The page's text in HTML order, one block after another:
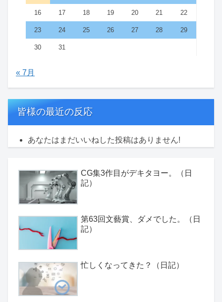
16 17 18 19 20 21 22
23 24 25 26 27 28 29
30 31
« 7月
皆様の最近の反応
あなたはまだいいねした投稿はありません!
CG集3作目がデキタヨー。（日
記）
第63回文藝賞、ダメでした。（日
記）
忙しくなってきた？（日記）